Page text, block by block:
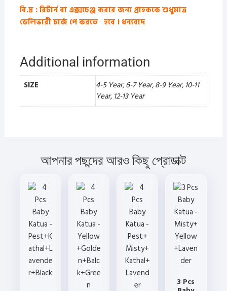
বি.দ্র : রিটার্ন বা এক্সচেঞ্জ করার জন্য গ্রাহককে শুধুমাত্র
ডেলিভারী চার্জ পে করতে হবে । ধন্যবাদ
Additional information
SIZE
4-5 Year, 6-7 Year, 8-9 Year, 10-11
Year, 12-13 Year
আপনার পছন্দের আরও কিছু প্রোডাক্ট
3 Pcs